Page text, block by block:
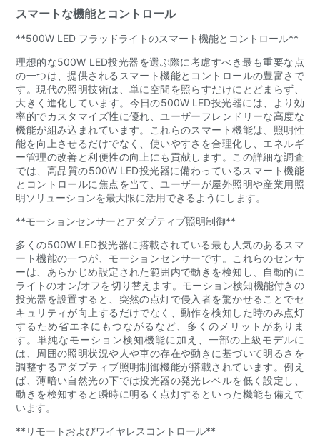
スマートな機能とコントロール
**500W LED フラッドライトのスマート機能とコントロール**
理想的な500W LED投光器を選ぶ際に考慮すべき最も重要な点
の一つは、提供されるスマート機能とコントロールの豊富さで
す。現代の照明技術は、単に空間を照らすだけにとどまらず、
大きく進化しています。今日の500W LED投光器には、より効
率的でカスタマイズ性に優れ、ユーザーフレンドリーな高度な
機能が組み込まれています。これらのスマート機能は、照明性
能を向上させるだけでなく、使いやすさを合理化し、エネルギ
ー管理の改善と利便性の向上にも貢献します。この詳細な調査
では、高品質の500W LED投光器に備わっているスマート機能
とコントロールに焦点を当て、ユーザーが屋外照明や産業用照
明ソリューションを最大限に活用できるようにします。
**モーションセンサーとアダプティブ照明制御**
多くの500W LED投光器に搭載されている最も人気のあるスマ
ート機能の一つが、モーションセンサーです。これらのセンサ
ーは、あらかじめ設定された範囲内で動きを検知し、自動的に
ライトのオン/オフを切り替えます。モーション検知機能付きの
投光器を設置すると、突然の点灯で侵入者を驚かせることでセ
キュリティが向上するだけでなく、動作を検知した時のみ点灯
するため省エネにもつながるなど、多くのメリットがありま
す。単純なモーション検知機能に加え、一部の上級モデルに
は、周囲の照明状況や人や車の存在や動きに基づいて明るさを
調整するアダプティブ照明制御機能が搭載されています。例え
ば、薄暗い自然光の下では投光器の発光レベルを低く設定し、
動きを検知すると瞬時に明るく点灯するといった機能も備えて
います。
**リモートおよびワイヤレスコントロール**